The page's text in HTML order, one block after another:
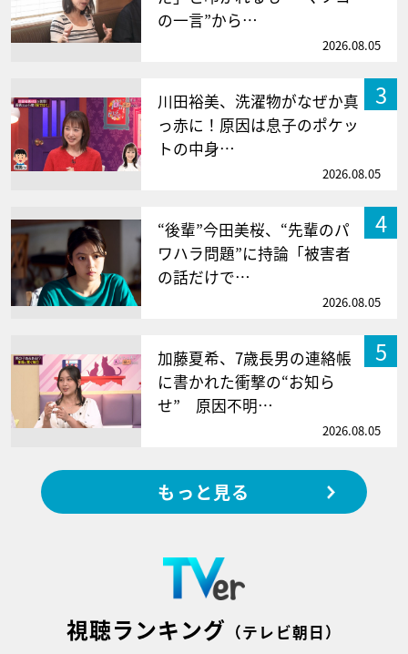
の一言”から…
2026.08.05
3
川田裕美、洗濯物がなぜか真
っ赤に！原因は息子のポケッ
トの中身…
2026.08.05
4
“後輩”今田美桜、“先輩のパ
ワハラ問題”に持論「被害者
の話だけで…
2026.08.05
5
加藤夏希、7歳長男の連絡帳
に書かれた衝撃の“お知ら
せ” 原因不明…
2026.08.05
もっと見る
視聴ランキング （テレビ朝日）